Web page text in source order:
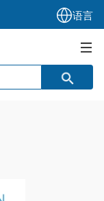
语言